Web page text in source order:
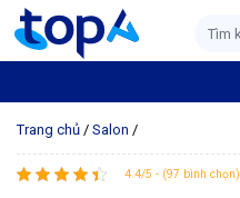
Trang chủ / Salon /
4.4/5 - (97 bình chọn)